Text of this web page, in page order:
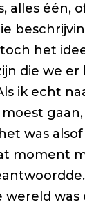
alles één,
het
die we er
ik echt
was alsof
moment
wereld was